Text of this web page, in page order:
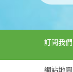
訂閱我們
網站地圖